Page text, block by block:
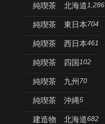
純喫茶 北海道1,286
純喫茶 東日本704
純喫茶 西日本461
純喫茶 四国 102
純喫茶 九州 70
純喫茶 沖縄5
建造物 北海道682